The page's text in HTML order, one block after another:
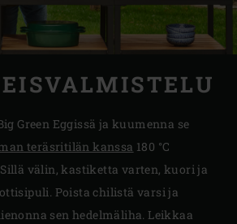
Green Eggissä ja kuumenna se
teräsritilän kanssa 180 °C
välin, kastiketta varten, kuori ja
Poista chilistä varsi ja
sen hedelmäliha. Leikkaa